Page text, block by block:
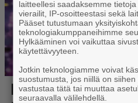
laitteellesi saadaksemme
vierailit, IP-osoitteestasi sekä
Pääset tutustumaan
teknologiakumppaneihimme
Hylkääminen voi vaikuttaa
käytettävyyteen.
Jotkin teknologiamme voivat
suostumusta, jos niillä on
vastustaa tätä tai muuttaa
seuraavalla välilehdellä.